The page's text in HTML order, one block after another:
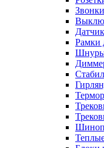
Звонки
Рамки